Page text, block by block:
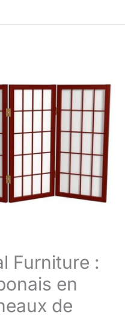
Furniture :
en
de